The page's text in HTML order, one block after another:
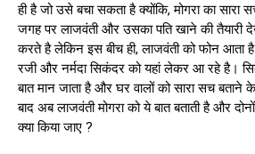
ही है जो उसे बचा सकता है क्योंकि, मोगरा का सारा
जगह पर लाजवंती और उसका पति खाने की तैयारी
करते है लेकिन इस बीच ही, लाजवंती को फोन आता
रजी और नर्मदा सिकंदर को यहां लेकर आ रहे है।
बात मान जाता है और घर वालों को सारा सच बताने
बाद अब लाजवंती मोगरा को ये बात बताती है और
क्या किया जाए ?